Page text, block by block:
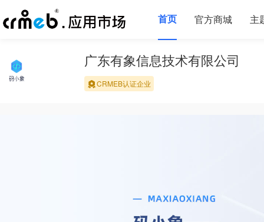
首页 官方商城 主
广东有象信息技术有限公司
CRMEB认证企业